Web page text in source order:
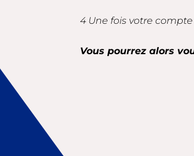
4 Une fois votre
Vous pourrez alors